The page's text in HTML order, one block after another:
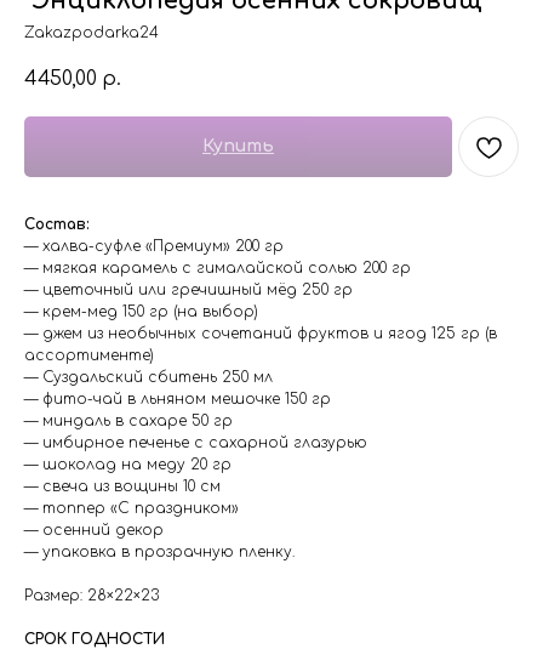
Zakazpodarka24
4450,00 р.
Купить
Состав:
— халва-суфле «Премиум» 200 гр
— мягкая карамель с гималайской солью 200 гр
— цветочный или гречишный мёд 250 гр
— крем-мед 150 гр (на выбор)
— джем из необычных сочетаний фруктов и ягод 125 гр (в
ассортименте)
— Суздальский сбитень 250 мл
— фито-чай в льняном мешочке 150 гр
— миндаль в сахаре 50 гр
— имбирное печенье с сахарной глазурью
— шоколад на меду 20 гр
— свеча из вощины 10 см
— топпер «С праздником»
— осенний декор
— упаковка в прозрачную пленку.
Размер: 28×22×23
СРОК ГОДНОСТИ